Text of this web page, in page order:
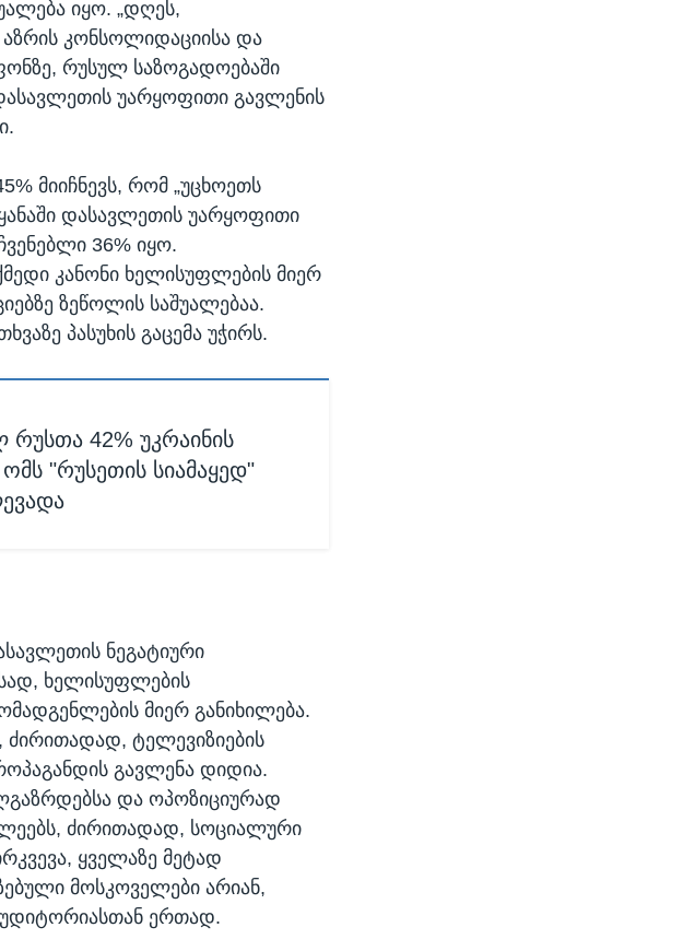
იყო. „დღეს,
კონსოლიდაციისა და
რუსულ საზოგადოებაში
უარყოფითი გავლენის
მიიჩნევს, რომ „უცხოეთს
დასავლეთის უარყოფითი
36% იყო.
კანონი ხელისუფლების მიერ
ზეწოლის საშუალებაა.
პასუხის გაცემა უჭირს.
რუსთა 42% უკრაინის
"რუსეთის სიამაყედ"
ნეგატიური
ხელისუფლების
მიერ განიხილება.
ძირითადად, ტელევიზიების
გავლენა დიდია.
და ოპოზიციურად
ძირითადად, სოციალური
ყველაზე მეტად
მოსკოველები არიან,
ერთად.